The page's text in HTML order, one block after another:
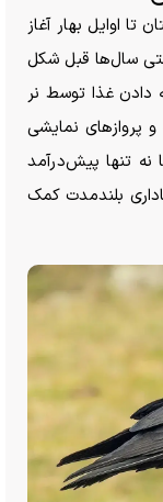
اوایل بهار آغاز
سال‌ها قبل شکل
دادن غذا توسط نر
نمایشی
نه تنها پیش‌درآمد
بلندمدت کمک